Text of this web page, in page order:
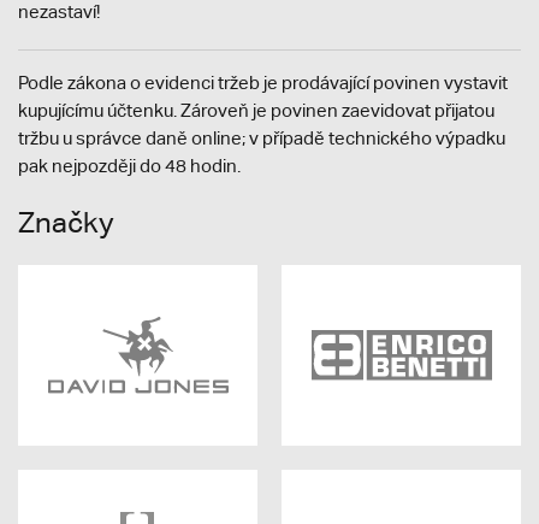
nezastaví!
Podle zákona o evidenci tržeb je prodávající povinen vystavit
kupujícímu účtenku. Zároveň je povinen zaevidovat přijatou
tržbu u správce daně online; v případě technického výpadku
pak nejpozději do 48 hodin.
Značky